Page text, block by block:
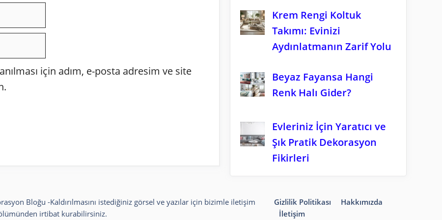
için adım, e-posta adresim ve site
Krem Rengi Koltuk
Takımı: Evinizi
Aydınlatmanın Zarif Yolu
Beyaz Fayansa Hangi
Renk Halı Gider?
Evleriniz İçin Yaratıcı ve
Şık Pratik Dekorasyon
Fikirleri
Gizlilik Politikası
Hakkımızda
İletişim
Bloğu -Kaldırılmasını istediğiniz görsel ve yazılar için bizimle iletişim
irtibat kurabilirsiniz.